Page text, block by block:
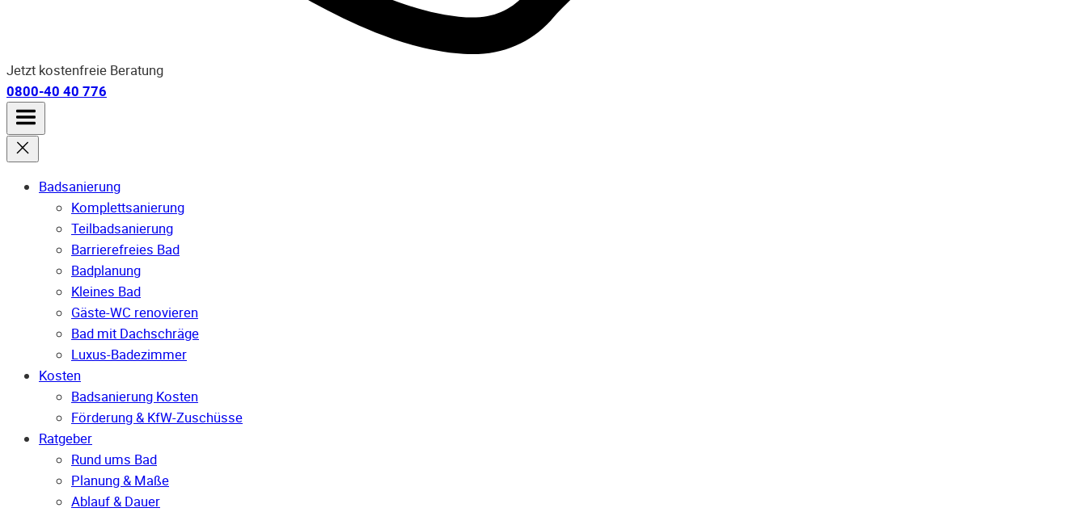
Jetzt kostenfreie Beratung
0800-40 40 776
Badsanierung
Komplettsanierung
Teilbadsanierung
Barrierefreies Bad
Badplanung
Kleines Bad
Gäste-WC renovieren
Bad mit Dachschräge
Luxus-Badezimmer
Kosten
Badsanierung Kosten
Förderung & KfW-Zuschüsse
Ratgeber
Rund ums Bad
Planung & Maße
Ablauf & Dauer